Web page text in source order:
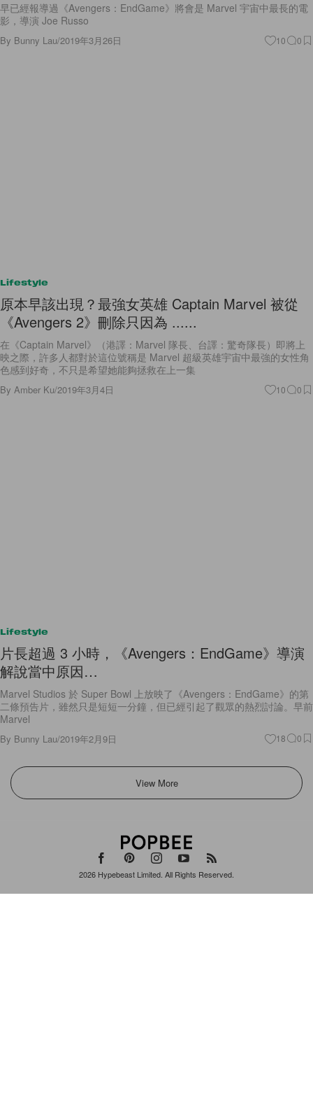
早已經報導過《Avengers：EndGame》將會是 Marvel 宇宙中最長的電
影，導演 Joe Russo
By Bunny Lau/2019年3月26日 10 0
Lifestyle
原本早該出現？最強女英雄 Captain Marvel 被從
《Avengers 2》刪除只因為 ......
在《Captain Marvel》（港譯：Marvel 隊長、台譯：驚奇隊長）即將上
映之際，許多人都對於這位號稱是 Marvel 超級英雄宇宙中最強的女性角
色感到好奇，不只是希望她能夠拯救在上一集
By Amber Ku/2019年3月4日 10 0
Lifestyle
片長超過 3 小時，《Avengers：EndGame》導演
解說當中原因…
Marvel Studios 於 Super Bowl 上放映了《Avengers：EndGame》的第
二條預告片，雖然只是短短一分鐘，但已經引起了觀眾的熱烈討論。早前
Marvel
By Bunny Lau/2019年2月9日 18 0
View More
2026 Hypebeast Limited . All Rights Reserved.